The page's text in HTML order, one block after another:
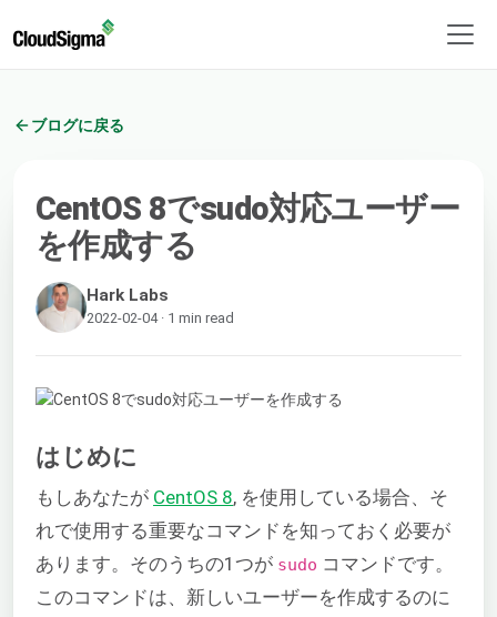
ブログに戻る
CentOS 8でsudo対応ユーザー
を作成する
Hark Labs
2022-02-04 · 1 min read
はじめに
もしあなたが CentOS 8, を使用している場合、そ
れで使用する重要なコマンドを知っておく必要が
あります。そのうちの1つが sudo コマンドです。
このコマンドは、新しいユーザーを作成するのに